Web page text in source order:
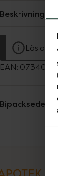
Beskrivning
Läs
EAN:
Bipacksedel